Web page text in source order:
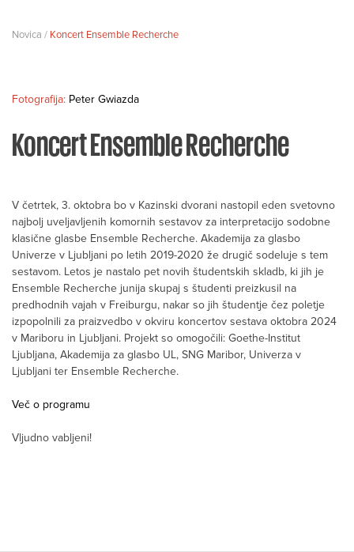
Novica / Koncert Ensemble Recherche
Koncert Ensemble Recherche
V četrtek, 3. oktobra bo v Kazinski dvorani nastopil eden svetovno
najbolj uveljavljenih komornih sestavov za interpretacijo sodobne
klasične glasbe Ensemble Recherche. Akademija za glasbo
Univerze v Ljubljani po letih 2019-2020 že drugič sodeluje s tem
sestavom. Letos je nastalo pet novih študentskih skladb, ki jih je
Ensemble Recherche junija skupaj s študenti preizkusil na
predhodnih vajah v Freiburgu, nakar so jih študentje čez poletje
izpopolnili za praizvedbo v okviru koncertov sestava oktobra 2024
v Mariboru in Ljubljani. Projekt so omogočili: Goethe-Institut
Ljubljana, Akademija za glasbo UL, SNG Maribor, Univerza v
Ljubljani ter Ensemble Recherche.
Več o programu
Vljudno vabljeni!
Fotografija: Peter Gwiazda